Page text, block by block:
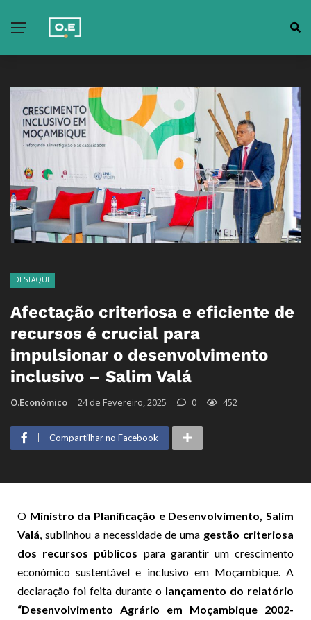
DESTAQUE
Afectação criteriosa e eficiente de
recursos é crucial para
impulsionar o desenvolvimento
inclusivo – Salim Valá
O.Económico 24 de Fevereiro, 2025 0 452
Compartilhar no Facebook
O Ministro da Planificação e Desenvolvimento, Salim
Valá, sublinhou a necessidade de uma gestão criteriosa
dos recursos públicos para garantir um crescimento
económico sustentável e inclusivo em Moçambique. A
declaração foi feita durante o lançamento do relatório
“Desenvolvimento Agrário em Moçambique 2002-